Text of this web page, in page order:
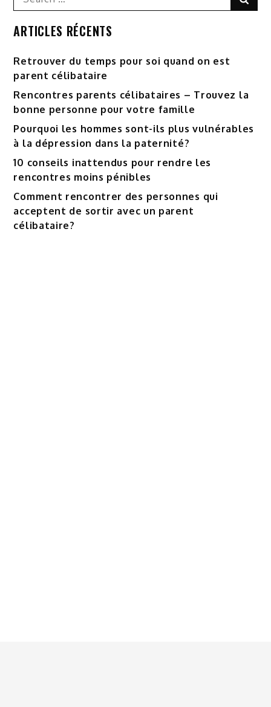
for:
ARTICLES RÉCENTS
Retrouver du temps pour soi quand on est
parent célibataire
Rencontres parents célibataires – Trouvez la
bonne personne pour votre famille
Pourquoi les hommes sont-ils plus vulnérables
à la dépression dans la paternité?
10 conseils inattendus pour rendre les
rencontres moins pénibles
Comment rencontrer des personnes qui
acceptent de sortir avec un parent
célibataire?